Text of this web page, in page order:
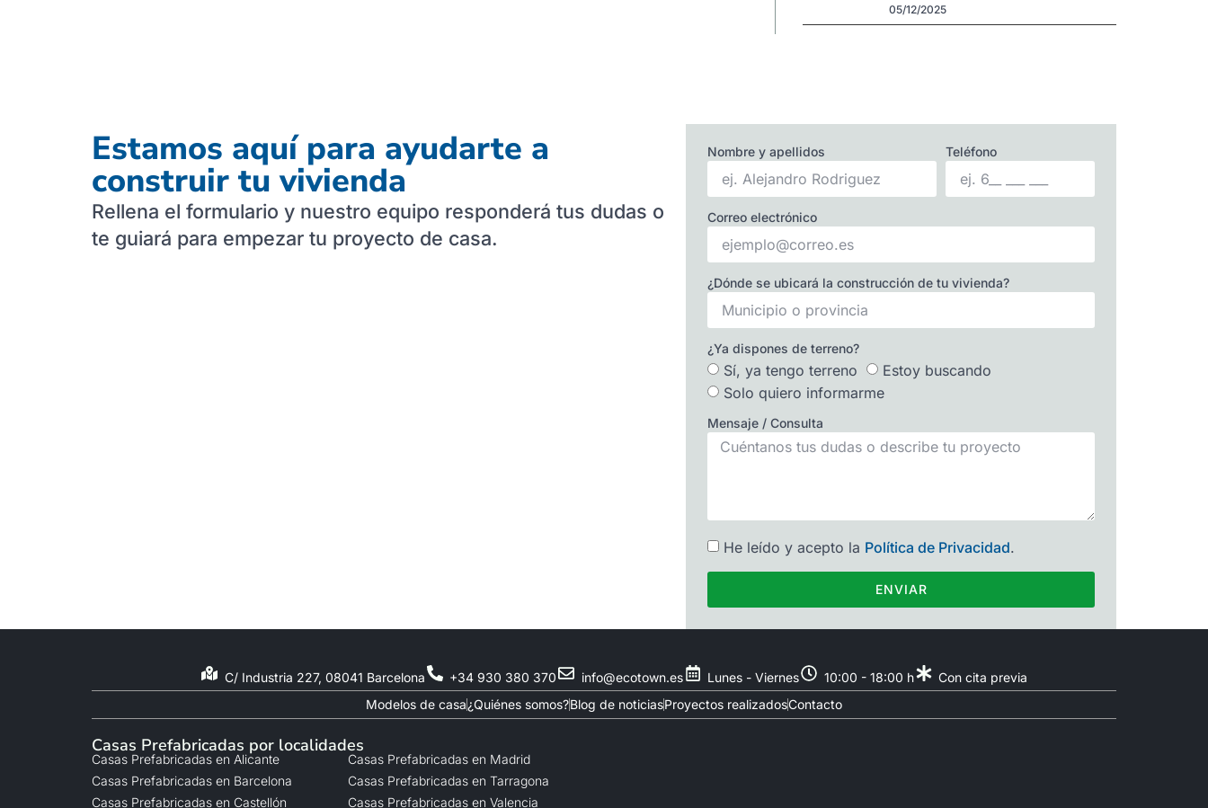
05/12/2025
Estamos aquí para ayudarte a
construir tu vivienda
Rellena el formulario y nuestro equipo responderá tus dudas o
te guiará para empezar tu proyecto de casa.
Nombre y apellidos Teléfono
Correo electrónico
¿Dónde se ubicará la construcción de tu vivienda?
¿Ya dispones de terreno?
Sí, ya tengo terreno
Estoy buscando
Solo quiero informarme
Mensaje / Consulta
He leído y acepto la Política de Privacidad.
ENVIAR
C/ Industria 227, 08041 Barcelona +34 930 380 370 info@ecotown.es Lunes - Viernes 10:00 - 18:00 h
Con cita previa
Modelos de casa¿Quiénes somos?Blog de noticiasProyectos realizadosContacto
Casas Prefabricadas por localidades
Casas Prefabricadas en Alicante
Casas Prefabricadas en Barcelona
Casas Prefabricadas en Castellón
Casas Prefabricadas en Madrid
Casas Prefabricadas en Tarragona
Casas Prefabricadas en Valencia